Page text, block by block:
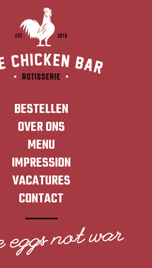
BESTELLEN
OVER ONS
MENU
IMPRESSION
VACATURES
CONTACT
eggs not war